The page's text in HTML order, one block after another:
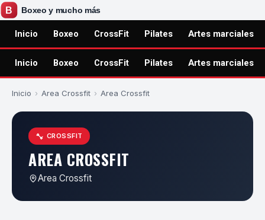
Inicio Boxeo CrossFit Pilates Artes marciales
Inicio Boxeo CrossFit Pilates Artes marciales
Inicio › Area Crossfit › Area Crossfit
CROSSFIT
AREA CROSSFIT
Area Crossfit